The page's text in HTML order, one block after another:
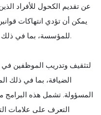
عن تقديم الكحول للأفراد
يمكن أن تؤدي انتهاكات
للمؤسسة، بما في ذلك العقوبات المالية والتداعيات القانونية.
الضيافة، بما في ذلك
المسؤولة. تشمل هذه
التعرف على علامات